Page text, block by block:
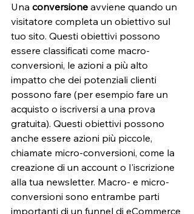
Una conversione avviene quando un
visitatore completa un obiettivo sul
tuo sito. Questi obiettivi possono
essere classificati come macro-
conversioni, le azioni a più alto
impatto che dei potenziali clienti
possono fare (per esempio fare un
acquisto o iscriversi a una prova
gratuita). Questi obiettivi possono
anche essere azioni più piccole,
chiamate micro-conversioni, come la
creazione di un account o l'iscrizione
alla tua newsletter. Macro- e micro-
conversioni sono entrambe parti
importanti di un funnel di eCommerce